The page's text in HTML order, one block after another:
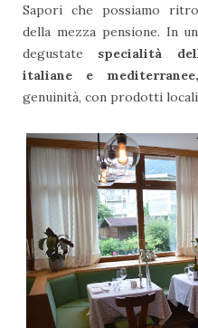
Sapori che possiamo
della mezza pensione. In
degustate specialità
italiane e
genuinità, con prodotti